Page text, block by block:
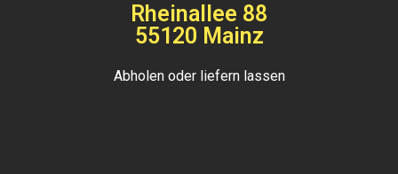
Rheinallee 88
55120 Mainz
Abholen oder liefern lassen